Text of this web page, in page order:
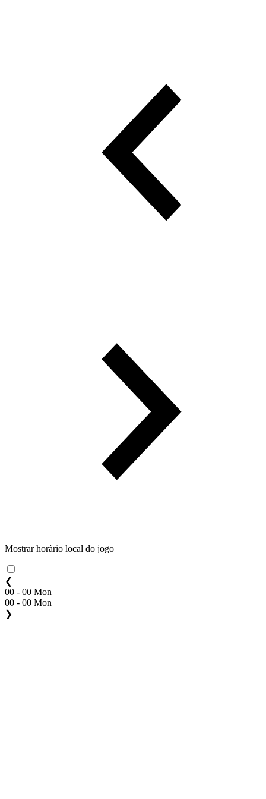
Mostrar horàrio local do jogo
❮
00 - 00 Mon
00 - 00 Mon
❯